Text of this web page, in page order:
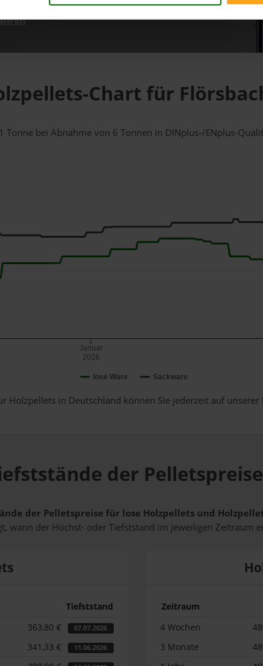
Chart für
Tonne bei Abnahmevon 6 Tonnen in DINplus-/ENplus-
lose Ware Sackware
Januar
2026
Holzpellets in Deutschland können Sie jederzeit auf unserer
der
der Pelletspreise für lose Holzpellets und
wann der Höchst- oder Tiefststand im jeweiligen Zeitraum
Tiefststand
363,80 € 07.07.2026
341,33 € 11.06.2026
Zeitraum
4 Wochen
3 Monate